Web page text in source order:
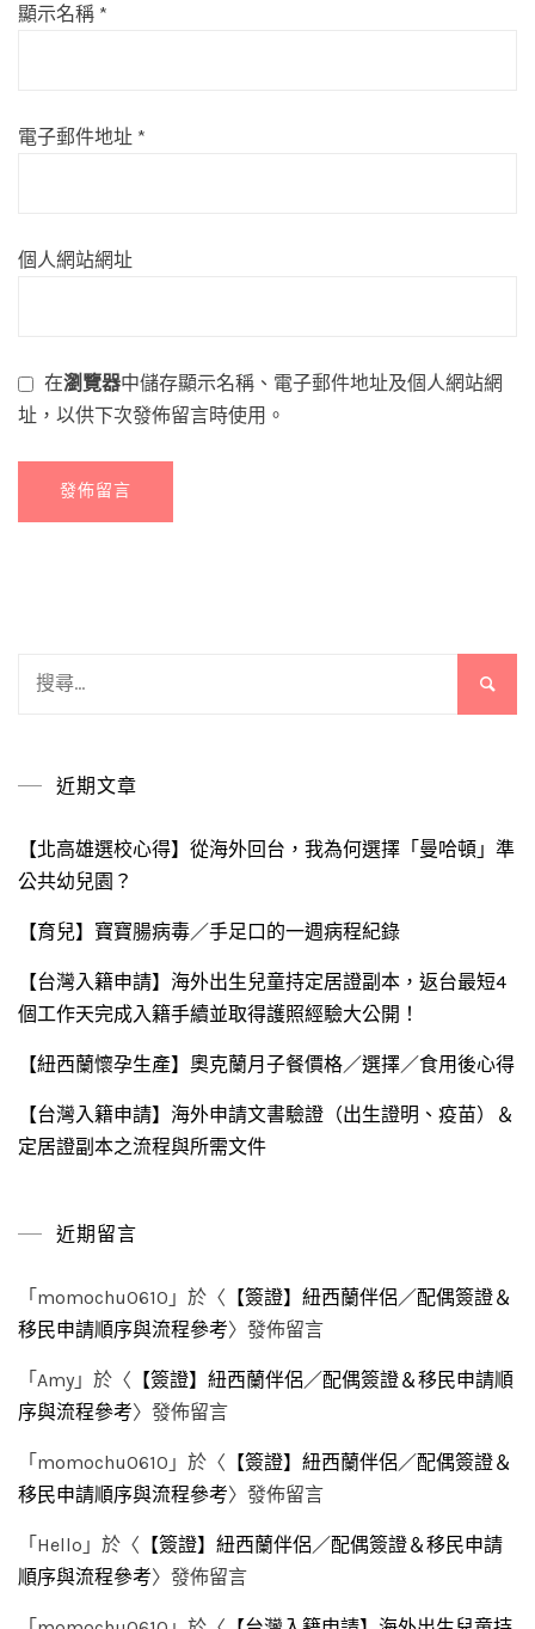
顯示名稱 *
電子郵件地址 *
個人網站網址
在瀏覽器中儲存顯示名稱、電子郵件地址及個人網站網
址，以供下次發佈留言時使用。
近期文章
【北高雄選校心得】從海外回台，我為何選擇「曼哈頓」準
公共幼兒園？
【育兒】寶寶腸病毒／手足口的一週病程紀錄
【台灣入籍申請】海外出生兒童持定居證副本，返台最短4
個工作天完成入籍手續並取得護照經驗大公開！
【紐西蘭懷孕生產】奧克蘭月子餐價格／選擇／食用後心得
【台灣入籍申請】海外申請文書驗證（出生證明、疫苗）＆
定居證副本之流程與所需文件
近期留言
「 momochu0610 」於〈 【簽證】紐西蘭伴侶／配偶簽證＆
移民申請順序與流程參考〉發佈留言
「 Amy 」於〈 【簽證】紐西蘭伴侶／配偶簽證＆移民申請順
序與流程參考〉發佈留言
「 momochu0610 」於〈 【簽證】紐西蘭伴侶／配偶簽證＆
移民申請順序與流程參考〉發佈留言
「 Hello 」於〈 【簽證】紐西蘭伴侶／配偶簽證＆移民申請
順序與流程參考〉發佈留言